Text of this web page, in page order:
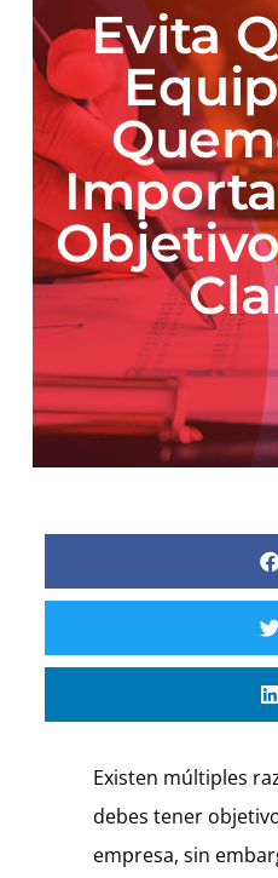
Evita
Existen múltiples
debes tener
empresa, sin